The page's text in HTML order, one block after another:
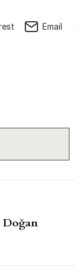
Email
Doğan